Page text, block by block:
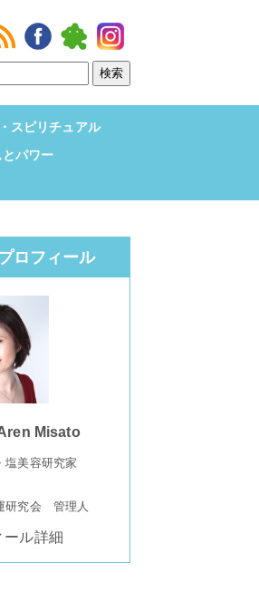
スピリチュアル
とパワー
ロフィール
Misato
塩美容研究家
研究会 管理人
ール詳細